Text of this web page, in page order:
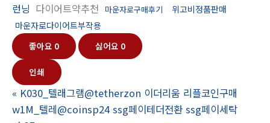
런닝 다이어트약추천 마운자로구매후기
위고비정품판매
마운자로다이어트부작용
좋아요 0 싫어요 0
인쇄
« K030_텔래그램@tetherzon 이더리움 리플코인구매
w1M_텔레@coinsp24 ssg페이테더전환 ssg페이세탁